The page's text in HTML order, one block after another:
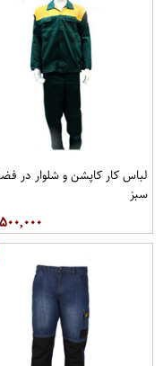
لباس کار کاپشن و شلوار در
سبز
۵۰۰,۰۰۰